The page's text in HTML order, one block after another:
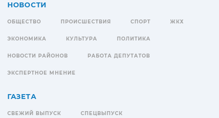
НОВОСТИ
ОБЩЕСТВО ПРОИСШЕСТВИЯ СПОРТ ЖКХ
ЭКОНОМИКА КУЛЬТУРА ПОЛИТИКА
НОВОСТИ РАЙОНОВ РАБОТА ДЕПУТАТОВ
ЭКСПЕРТНОЕ МНЕНИЕ
ГАЗЕТА
СВЕЖИЙ ВЫПУСК СПЕЦВЫПУСК